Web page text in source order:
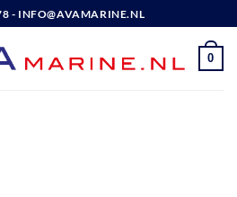
- INFO@AVAMARINE.NL
0